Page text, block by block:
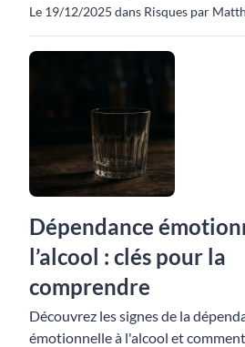
Le 19/12/2025 dans Risques par
Dépendance
l’alcool : clés pour la
comprendre
Découvrez les signes de la
émotionnelle à l'alcool et